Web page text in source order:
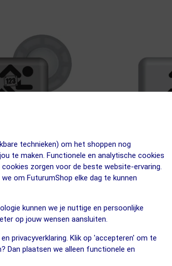
technieken) om het shoppen nog
te maken. Functionele en analytische cookies
zorgen voor de beste website-ervaring.
om FuturumShop elke dag te kunnen
kunnen we je nuttige en persoonlijke
op jouw wensen aansluiten.
privacyverklaring. Klik op 'accepteren' om te
Dan plaatsen we alleen functionele en
9.95 BIBBITS
123Runner